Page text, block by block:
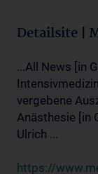
Detailsite |
...All News [in
vergebene
Anästhesie [in
Ulrich ...
https://